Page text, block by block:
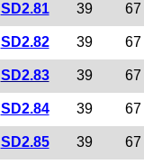
SD2.81 39 67
SD2.82 39 67
SD2.83 39 67
SD2.84 39 67
SD2.85 39 67